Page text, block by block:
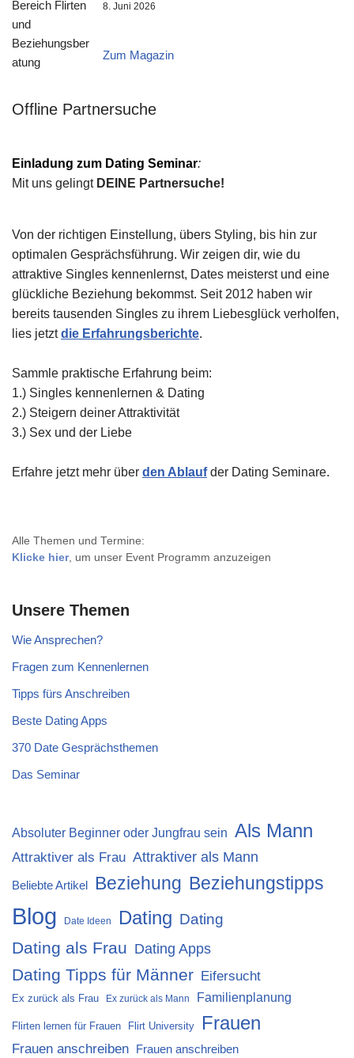
8. Juni 2026
Zum Magazin
Offline Partnersuche
Einladung zum Dating Seminar:
Mit uns gelingt DEINE Partnersuche!
Von der richtigen Einstellung, übers Styling, bis hin zur
optimalen Gesprächsführung. Wir zeigen dir, wie du
attraktive Singles kennenlernst, Dates meisterst und eine
glückliche Beziehung bekommst. Seit 2012 haben wir
bereits tausenden Singles zu ihrem Liebesglück verholfen,
lies jetztdie Erfahrungsberichte.
Sammle praktische Erfahrung beim:
1.) Singles kennenlernen & Dating
2.) Steigern deiner Attraktivität
3.) Sex und der Liebe
Erfahre jetzt mehr über den Ablaufder Dating Seminare.
Alle Themen und Termine:
Klicke hier, um unser Event Programm anzuzeigen
Unsere Themen
Wie Ansprechen?
Fragen zum Kennenlernen
Tipps fürs Anschreiben
Beste Dating Apps
370 Date Gesprächsthemen
Das Seminar
Absoluter Beginner oder Jungfrau sein Als Mann
Attraktiver als Frau Attraktiver als Mann
Beliebte Artikel Beziehung Beziehungstipps
Blog Date Ideen Dating Dating
Dating als Frau Dating Apps
Dating Tipps für Männer Eifersucht
Ex zurück als Frau Ex zurück als Mann Familienplanung
Flirten lernen für Frauen Flirt University Frauen
Frauen anschreiben Frauen anschreiben